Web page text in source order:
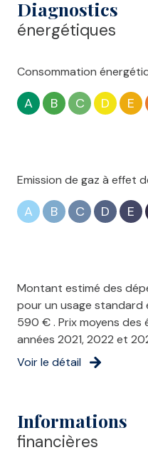
Diagnostics
énergétiques
Consommation
A B C D E
Emission de gaz à effet
A B C D E
Montant estimé des
pour un usage standard
590 € . Prix moyens des
années 2021, 2022 et
Voir le détail
Informations
financières